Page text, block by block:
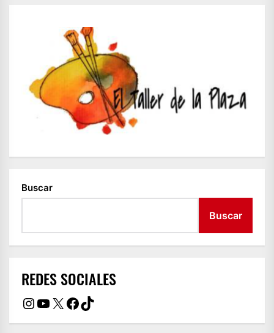
Buscar
Buscar
REDES SOCIALES
Instagram
YouTube
X Facebook
TikTok